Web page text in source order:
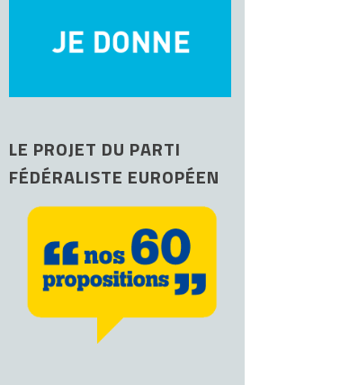
LE PROJET DU PARTI
FÉDÉRALISTE EUROPÉEN